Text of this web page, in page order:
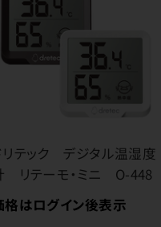
リテック デジタル温湿度
リテーモ・ミニ O-448
格はログイン後表示